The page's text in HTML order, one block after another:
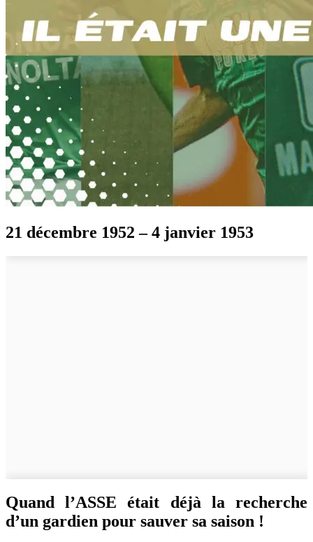
21 décembre 1952 – 4 janvier 1953
Quand l’ASSE était déjà la recherche
d’un gardien pour sauver sa saison !